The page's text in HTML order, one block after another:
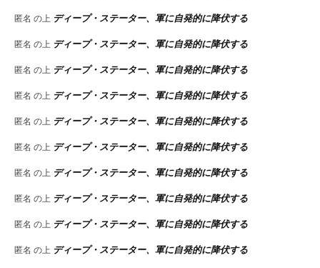
匿名 の上 ディープ・ステーター、軍に自発的に降伏する
匿名 の上 ディープ・ステーター、軍に自発的に降伏する
匿名 の上 ディープ・ステーター、軍に自発的に降伏する
匿名 の上 ディープ・ステーター、軍に自発的に降伏する
匿名 の上 ディープ・ステーター、軍に自発的に降伏する
匿名 の上 ディープ・ステーター、軍に自発的に降伏する
匿名 の上 ディープ・ステーター、軍に自発的に降伏する
匿名 の上 ディープ・ステーター、軍に自発的に降伏する
匿名 の上 ディープ・ステーター、軍に自発的に降伏する
匿名 の上 ディープ・ステーター、軍に自発的に降伏する